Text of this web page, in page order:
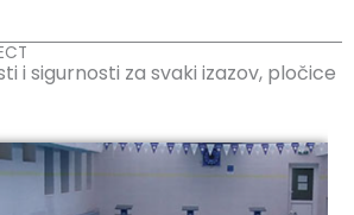
i sigurnosti za svaki izazov, pločice